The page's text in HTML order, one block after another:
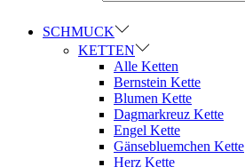
SCHMUCK
KETTEN
Alle Ketten
Bernstein Kette
Blumen Kette
Dagmarkreuz Kette
Engel Kette
Gänsebluemchen Kette
Herz Kette